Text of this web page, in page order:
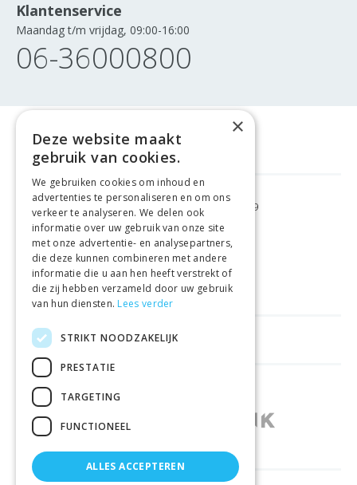
Klantenservice
Maandag t/m vrijdag, 09:00-16:00
06-36000800
GRATIS VERZENDING VANAF €99
GEMAKKELIJKRETOURNEREN
LAAGSTEPRIJSGARANTIE
HANDIGE LINKS
WINKELS IN ANDERE LANDEN
×
Deze website maakt
gebruik van cookies.
We gebruiken cookies om inhoud en
advertenties te personaliseren en om ons
verkeer te analyseren. We delen ook
informatie over uw gebruik van onze site
met onze advertentie- en analysepartners,
die deze kunnen combineren met andere
informatie die u aan hen heeft verstrekt of
die zij hebben verzameld door uw gebruik
van hun diensten. Lees verder
STRIKT NOODZAKELIJK
PRESTATIE
TARGETING
FUNCTIONEEL
ALLES ACCEPTEREN